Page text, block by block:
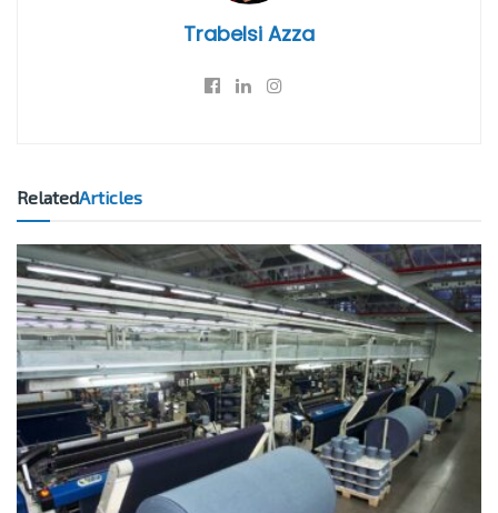
Trabelsi Azza
RelatedArticles